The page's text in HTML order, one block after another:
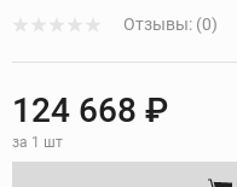
Отзывы: (0)
124 668 ₽
за 1 шт